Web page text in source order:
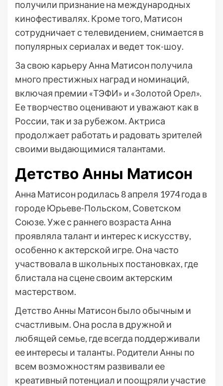
получили признание на международных
кинофестивалях. Кроме того, Матисон
сотрудничает с телевидением, снимается в
популярных сериалах и ведет ток-шоу.
За свою карьеру Анна Матисон получила
много престижных наград и номинаций,
включая премии «ТЭФИ» и «Золотой Орел».
Ее творчество оценивают и уважают как в
России, так и за рубежом. Актриса
продолжает работать и радовать зрителей
своими выдающимися талантами.
Детство Анны Матисон
Анна Матисон родилась 8 апреля 1974 года в
городе Юрьеве-Польском, Советском
Союзе. Уже с раннего возраста Анна
проявляла талант и интерес к искусству,
особенно к актерской игре. Она часто
участвовала в школьных постановках, где
блистала на сцене своим актерским
мастерством.
Детство Анны Матисон было обычным и
счастливым. Она росла в дружной и
любящей семье, где всегда поддерживали
ее интересы и таланты. Родители Анны по
всем возможностям развивали ее
креативный потенциал и поощряли участие